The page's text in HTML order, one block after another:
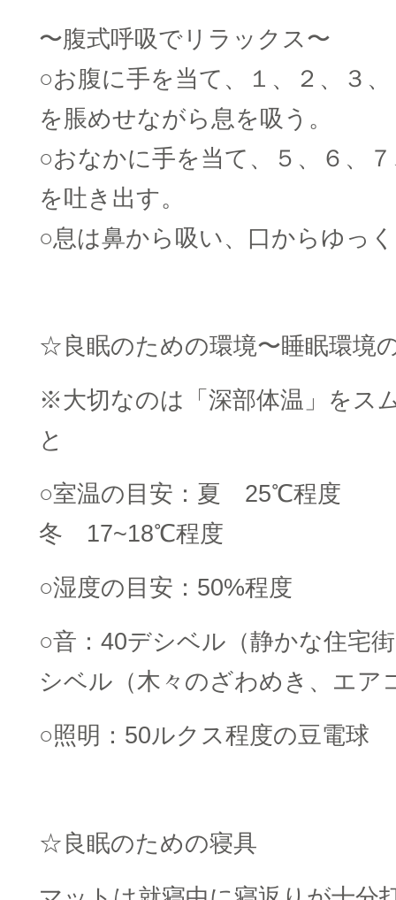
〜腹式呼吸でリラックス〜
○お腹に手を当て、１、２、３
を脹めせながら息を吸う。
○おなかに手を当て、５、６、
を吐き出す。
○息は鼻から吸い、口からゆっ
☆良眠のための環境〜睡眠環境
※大切なのは「深部体温」をス
と
○室温の目安：夏 25℃程度
冬 17~18℃程度
○湿度の目安：50%程度
○音：40デシベル（静かな住宅
シベル（木々のざわめき、エア
○照明：50ルクス程度の豆電球
☆良眠のための寝具